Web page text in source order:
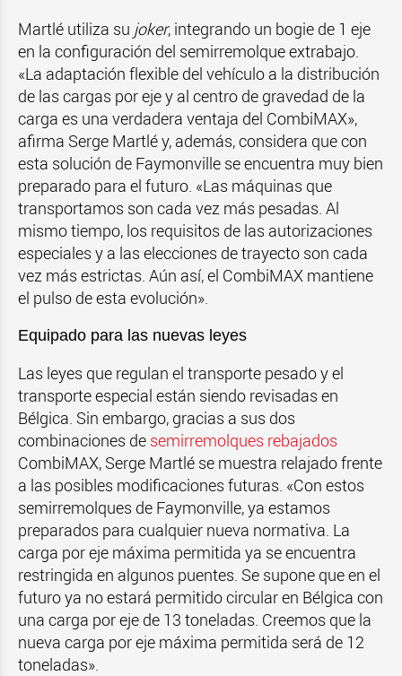
Martlé utiliza su joker, integrando un bogie de 1 eje
en la configuración del semirremolque extrabajo.
«La adaptación flexible del vehículo a la distribución
de las cargas por eje y al centro de gravedad de la
carga es una verdadera ventaja del CombiMAX»,
afirma Serge Martlé y, además, considera que con
esta solución de Faymonville se encuentra muy bien
preparado para el futuro. «Las máquinas que
transportamos son cada vez más pesadas. Al
mismo tiempo, los requisitos de las autorizaciones
especiales y a las elecciones de trayecto son cada
vez más estrictas. Aún así, el CombiMAX mantiene
el pulso de esta evolución».
Equipado para las nuevas leyes
Las leyes que regulan el transporte pesado y el
transporte especial están siendo revisadas en
Bélgica. Sin embargo, gracias a sus dos
combinaciones de semirremolques rebajados
CombiMAX, Serge Martlé se muestra relajado frente
a las posibles modificaciones futuras. «Con estos
semirremolques de Faymonville, ya estamos
preparados para cualquier nueva normativa. La
carga por eje máxima permitida ya se encuentra
restringida en algunos puentes. Se supone que en el
futuro ya no estará permitido circular en Bélgica con
una carga por eje de 13 toneladas. Creemos que la
nueva carga por eje máxima permitida será de 12
toneladas».